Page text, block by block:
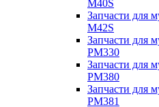
M40S
Запчасти для
M42S
Запчасти для
PM330
Запчасти для
PM380
Запчасти для
PM381